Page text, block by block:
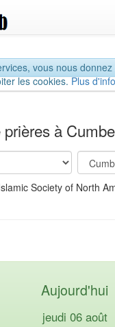
vous nous
les cookies.Plus
à
Society of North
Aujourd'hui
jeudi 06 août